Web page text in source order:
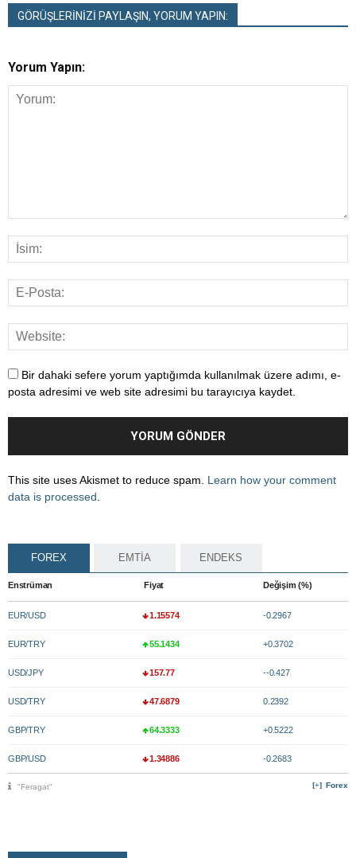
GÖRÜŞLERİNİZİ PAYLAŞIN, YORUM YAPIN:
Yorum Yapın:
Bir dahaki sefere yorum yaptığımda kullanılmak üzere adımı, e-
posta adresimi ve web site adresimi bu tarayıcıya kaydet.
This site uses Akismet to reduce spam. Learn how your comment
data is processed.
FOREX EMTİA ENDEKS
Enstrüman Fiyat Değişim (%)
EUR/USD 1.15574 -0.2967
EUR/TRY 55.1434 +0.3702
USD/JPY 157.77 --0.427
USD/TRY 47.6879 0.2392
GBP/TRY 64.3333 +0.5222
GBP/USD 1.34886 -0.2683
Forex
"Feragat"